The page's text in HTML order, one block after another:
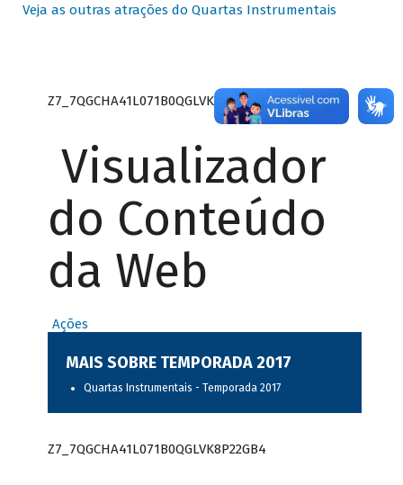
Veja as outras atrações do Quartas Instrumentais
Z7_7QGCHA41L071B0QGLVK8P22GJ7
Visualizador
do Conteúdo
da Web
Ações
MAIS SOBRE TEMPORADA 2017
Quartas Instrumentais - Temporada 2017
Z7_7QGCHA41L071B0QGLVK8P22GB4